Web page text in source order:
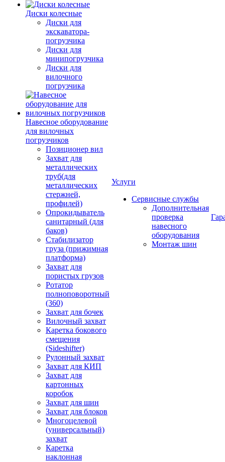
Диски колесные
Диски для
экскаватора-
погрузчика
Диски для
минипогрузчика
Диски для
вилочного
погрузчика
Навесное оборудование
для вилочных
погрузчиков
Позиционер вил
Захват для
металлических
труб(для
металлических
стержней,
профилей)
Опрокидыватель
санитарный (для
баков)
Стабилизатор
груза (прижимная
платформа)
Захват для
пористых грузов
Ротатор
полноповоротный
(360)
Захват для бочек
Вилочный захват
Каретка бокового
смещения
(Sideshifter)
Рулонный захват
Захват для КИП
Захват для
картонных
коробок
Захват для шин
Захват для блоков
Многоцелевой
(универсальный)
захват
Каретка
наклонная
Услуги
Сервисные службы
Дополнительная
проверка
навесного
оборудования
Монтаж шин